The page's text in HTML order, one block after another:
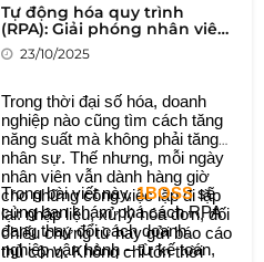
Tự động hóa quy trình
(RPA): Giải phóng nhân viên
khỏi công việc nhàm chán
23/10/2025
Trong thời đại số hóa, doanh
nghiệp nào cũng tìm cách tăng
năng suất mà không phải tăng
nhân sự. Thế nhưng, mỗi ngày
nhân viên vẫn dành hàng giờ
cho những công việc lặp đi lặp
lại: nhập liệu, xử lý hóa đơn, đối
chiếu chứng từ hay gửi báo cáo
thủ công. Không chỉ tốn thời
Trong bài viết này,1BOSS sẽ
cùng bạn khám phá cách RPA
đang thay đổi cách doanh
nghiệp vận hành – từ kế toán,